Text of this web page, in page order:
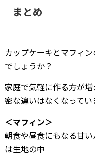
まとめ
カップケーキとマフィ
でしょうか？
家庭で気軽に作る方が
密な違いはなくなってい
＜マフィン＞
朝食や昼食にもなる甘
は生地の中